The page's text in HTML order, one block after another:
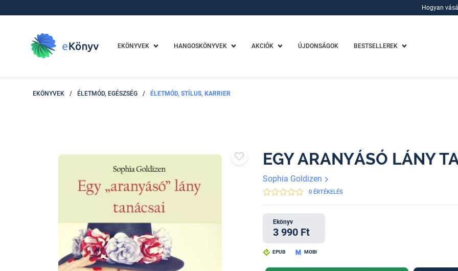
Hogyan
EKÖNYVEK HANGOSKÖNYVEK AKCIÓK ÚJDONSÁGOK BESTSELLEREK
EKÖNYVEK / ÉLETMÓD, EGÉSZSÉG / ÉLETMÓD, STÍLUS, KARRIER
EGY ARANYÁSÓ LÁNY
Sophia Goldizen
0 ÉRTÉKELÉS
Ekönyv
3 990 Ft
EPUB MOBI